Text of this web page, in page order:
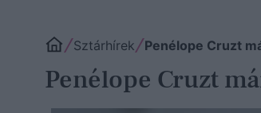
Sztárhírek Penélope Cruzt
Penélope Cruzt